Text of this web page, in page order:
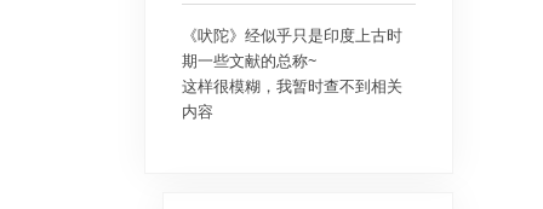
《吠陀》经似乎只是印度上古时
期一些文献的总称~
这样很模糊，我暂时查不到相关
内容